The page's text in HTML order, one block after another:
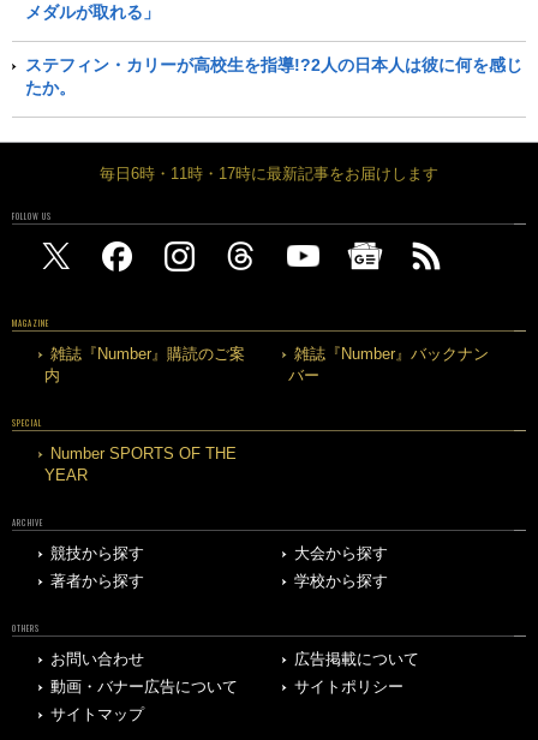
メダルが取れる」
ステフィン・カリーが高校生を指導!?2人の日本人は彼に何を感じ
たか。
毎日6時・11時・17時に最新記事をお届けします
FOLLOW US
MAGAZINE
雑誌『Number』購読のご案
内
雑誌『Number』バックナン
バー
SPECIAL
Number SPORTS OF THE
YEAR
ARCHIVE
競技から探す
大会から探す
著者から探す
学校から探す
OTHERS
お問い合わせ
広告掲載について
動画・バナー広告について
サイトポリシー
サイトマップ